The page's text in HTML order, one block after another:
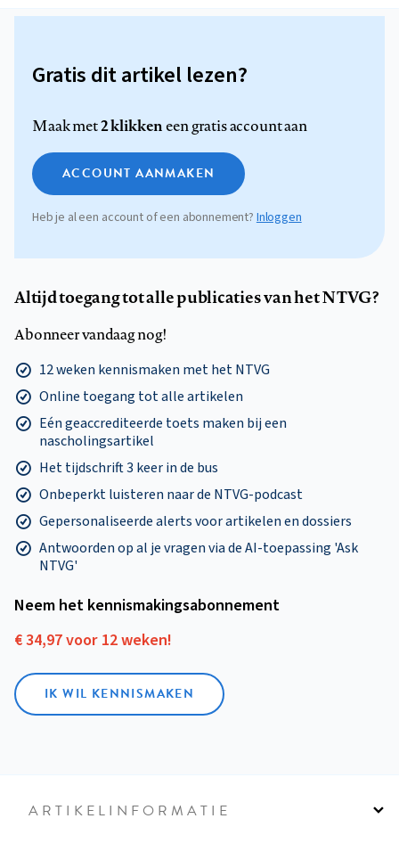
Gratis dit artikel lezen?
Maak met2 klikkeneen gratis account aan
ACCOUNT AANMAKEN
Heb je al een account of een abonnement? Inloggen
Altijd toegang tot alle publicaties van het NTVG?
Abonneer vandaag nog!
12 weken kennismaken met het NTVG
Online toegang tot alle artikelen
Eén geaccrediteerde toets maken bij een
nascholingsartikel
Het tijdschrift 3 keer in de bus
Onbeperkt luisteren naar de NTVG-podcast
Gepersonaliseerde alerts voor artikelen en dossiers
Antwoorden op al je vragen via de AI-toepassing 'Ask
NTVG'
Neem het kennismakings­abonnement
€ 34,97 voor 12 weken!
IK WIL KENNISMAKEN
ARTIKELINFORMATIE